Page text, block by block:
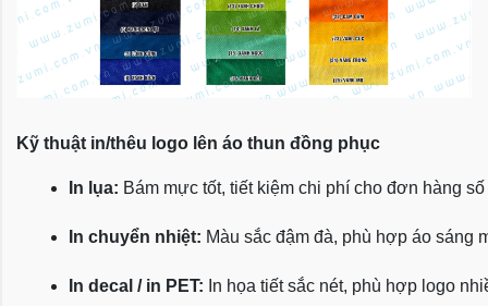
Kỹ thuật in/thêu logo lên áo thun đồng phục
In lụa: Bám mực tốt, tiết kiệm chi phí cho đơn hàng
In chuyển nhiệt: Màu sắc đậm đà, phù hợp áo sáng
In decal / in PET: In họa tiết sắc nét, phù hợp logo